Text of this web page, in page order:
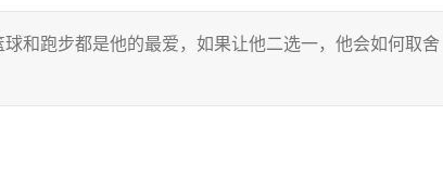
和跑步都是他的最爱，如果让他二选一，他会如何取舍